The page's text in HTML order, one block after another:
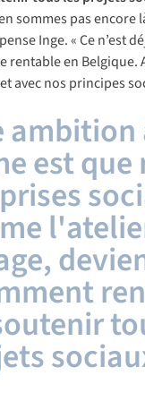
sommes pas encore
Inge. « Ce n’est
rentable en Belgique.
avec nos principes
ambition
est que